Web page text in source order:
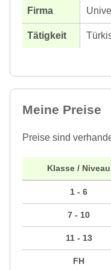
Meine Preise
Preise sind
Klasse / Niveau
1 - 6
7 - 10
11 - 13
FH